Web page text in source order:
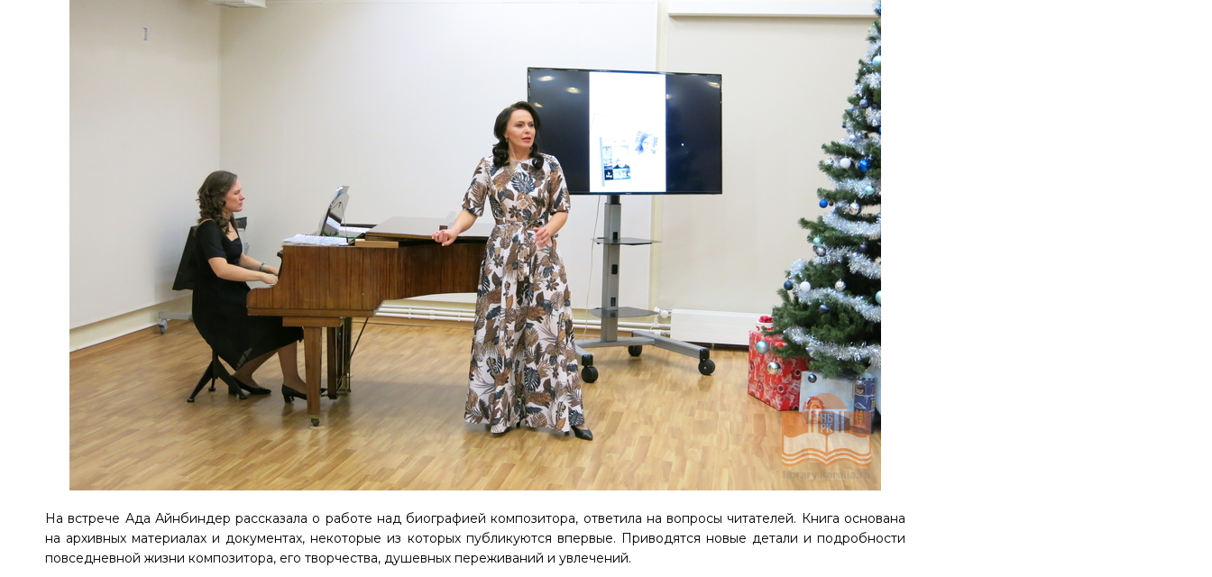
На встрече Ада Айнбиндер рассказала о работе над биографией композитора, ответила на вопросы читателей. Книга основана
на архивных материалах и документах, некоторые из которых публикуются впервые. Приводятся новые детали и подробности
повседневной жизни композитора, его творчества, душевных переживаний и увлечений.